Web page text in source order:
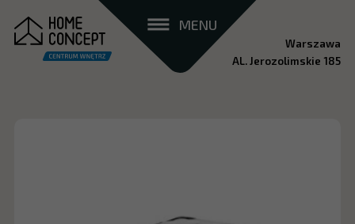
MENU
Warszawa
AL. Jerozolimskie 185